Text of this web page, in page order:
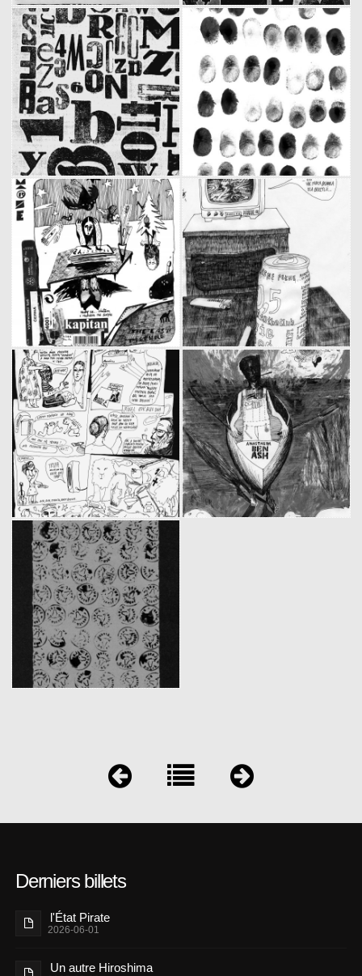
Votre monde
(2007)
Typo 2
(1999)
Typo 1
(1999)
Traces
(1999)
Capitaine
(1999)
"Attablée, j'attends... les fêtes"
Brésil
(1999)
"Voilà comment le
Bambino
(1999)
Ces jours qui m'ont fait perdre un bouton du
(1998)
Derniers billets
l'État Pirate
2026-06-01
Un autre Hiroshima